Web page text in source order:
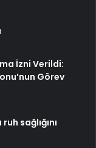
İzni Verildi:
Görev
sağlığını